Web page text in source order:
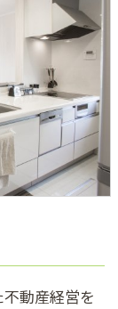
動産経営を